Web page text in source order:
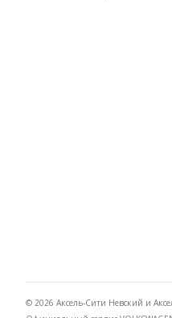
© 2026 Аксель-Сити Невский и